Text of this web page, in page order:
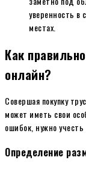
уверенность
местах.
Как
онлайн?
Совершая покупку
может иметь свои
ошибок, нужно
Определение